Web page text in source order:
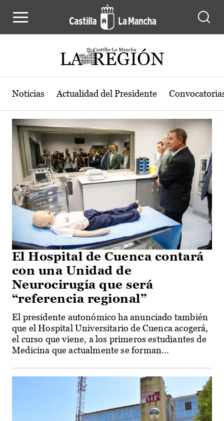
Actualidad de la región de Castilla-
Noticias Actualidad del Presidente
El Hospital de Cuenca contará
con una Unidad de
Neurocirugía que será
“referencia regional”
El presidente autonómico ha anunciado también
que el Hospital Universitario de Cuenca acogerá,
el curso que viene, a los primeros estudiantes de
Medicina que actualmente se forman...